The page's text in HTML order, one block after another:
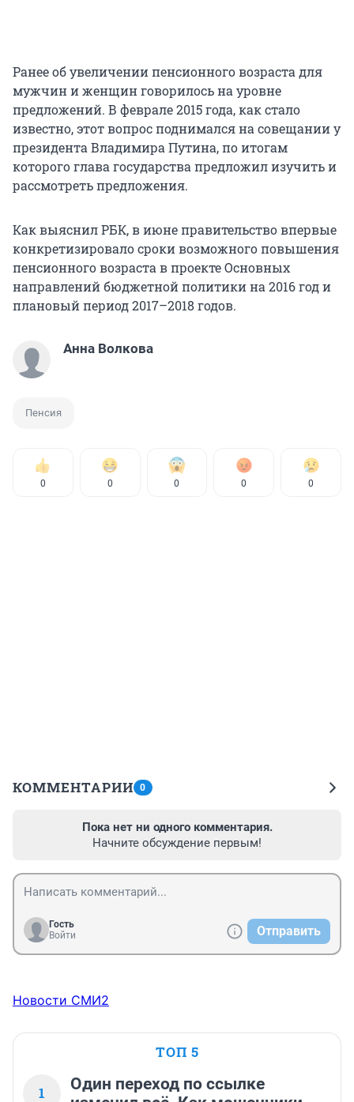
Ранее об увеличении пенсионного возраста для
мужчин и женщин говорилось на уровне
предложений. В феврале 2015 года, как стало
известно, этот вопрос поднимался на совещании у
президента Владимира Путина, по итогам
которого глава государства предложил изучить и
рассмотреть предложения.
Как выяснил РБК, в июне правительство впервые
конкретизировало сроки возможного повышения
пенсионного возраста в проекте Основных
направлений бюджетной политики на 2016 год и
плановый период 2017–2018 годов.
Анна Волкова
Пенсия
0 0 0 0 0
КОММЕНТАРИИ 0
Пока нет ни одного комментария.
Начните обсуждение первым!
Гость
Войти
Отправить
Новости СМИ2
ТОП 5
1
Один переход по ссылке